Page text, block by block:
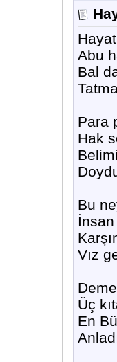
Abu
Bal
Para
Hak
Bu
Vız
Üç
En